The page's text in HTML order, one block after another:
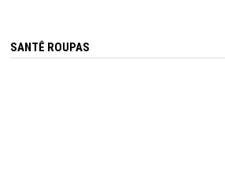
SANTÊ ROUPAS